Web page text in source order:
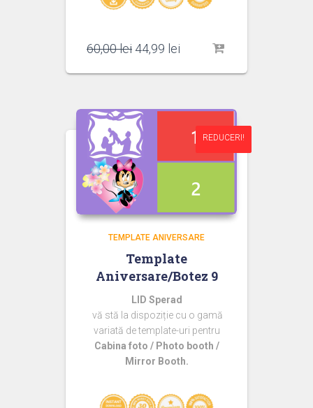
60,00lei Prețul
a
60,00 lei.
44,99 lei
este:
REDUCERI!
REDUCERI!
TEMPLATE ANIVERSARE
Template
Aniversare/Botez 9
LID Sperad
vă stă la dispoziție cu o gamă
variată de template-uri pentru
Cabina foto / Photo booth /
Mirror Booth.